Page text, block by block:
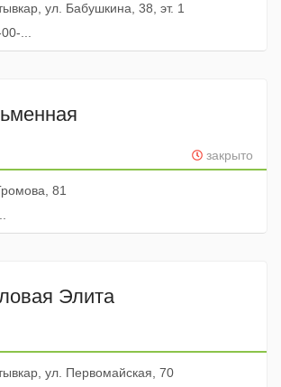
ул. Бабушкина, 38, эт. 1
...
закрыто
81
Элита
ул. Первомайская, 70